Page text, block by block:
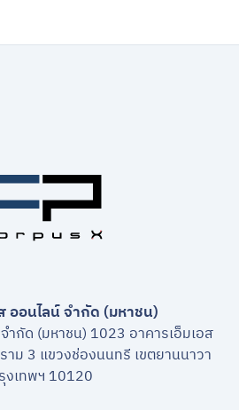
ออนไลน์ จำกัด (มหาชน)
ำกัด (มหาชน) 1023 อาคารเอ็มเอส
ม 3 แขวงช่องนนทรี เขตยานนาวา
งเทพฯ 10120